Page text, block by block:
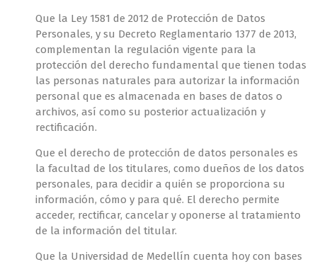
Que la Ley 1581 de 2012 de Protección de Datos
Personales, y su Decreto Reglamentario 1377 de 2013,
complementan la regulación vigente para la
protección del derecho fundamental que tienen todas
las personas naturales para autorizar la información
personal que es almacenada en bases de datos o
archivos, así como su posterior actualización y
rectificación.
Que el derecho de protección de datos personales es
la facultad de los titulares, como dueños de los datos
personales, para decidir a quién se proporciona su
información, cómo y para qué. El derecho permite
acceder, rectificar, cancelar y oponerse al tratamiento
de la información del titular.
Que la Universidad de Medellín cuenta hoy con bases